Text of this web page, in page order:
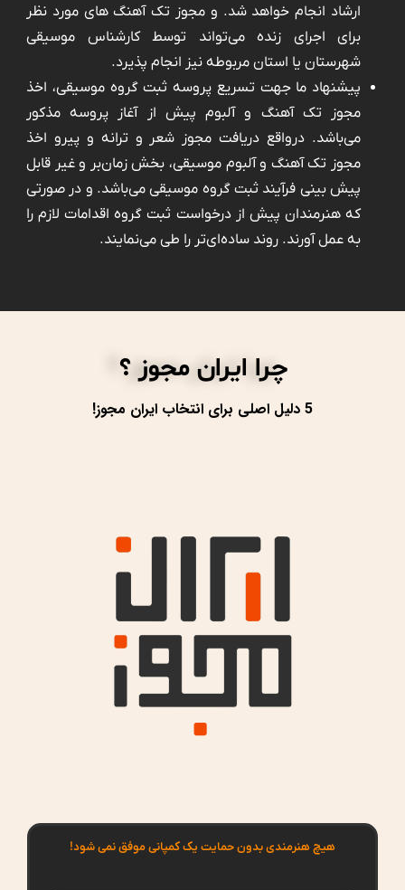
ارشاد انجام خواهد شد. و مجوز تک آهنگ های مورد نظر
برای اجرای زنده می‌تواند توسط کارشناس موسیقی
شهرستان یا استان مربوطه نیز انجام پذیرد.
پیشنهاد ما جهت تسریع پروسه ثبت گروه موسیقی، اخذ
مجوز تک آهنگ و آلبوم پیش از آغاز پروسه مذکور
می‌باشد. درواقع دریافت مجوز شعر و ترانه و پیرو اخذ
مجوز تک آهنگ و آلبوم موسیقی، بخش زمان‌بر و غیر قابل
پیش بینی فرآیند ثبت گروه موسیقی می‌باشد. و در صورتی
که هنرمندان پیش از درخواست ثبت گروه اقدامات لازم را
به عمل آورند. روند ساده‌ای‌تر را طی می‌نمایند.
چرا ایران مجوز ؟
5 دلیل اصلی برای انتخاب ایران مجوز!
هیچ هنرمندی بدون حمایت یک کمپانی موفق نمی شود!